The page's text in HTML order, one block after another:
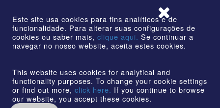
direitos reservados
Este site usa cookies para fins analíticos e de
funcionalidade. Para alterar suas configurações de
cookies ou saber mais, clique aqui. Se continuar a
navegar no nosso website, aceita estes cookies.
This website uses cookies for analytical and
functionality purposes. To change your cookie settings
or find out more, click here. If you continue to browse
our website, you accept these cookies.